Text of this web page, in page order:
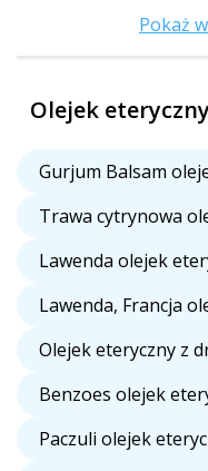
Pokaż
Olejek
Gurjum Balsam
Trawa cytrynowa
Lawenda olejek
Lawenda, Francja
Olejek eteryczny z
Benzoes olejek
Paczuli olejek